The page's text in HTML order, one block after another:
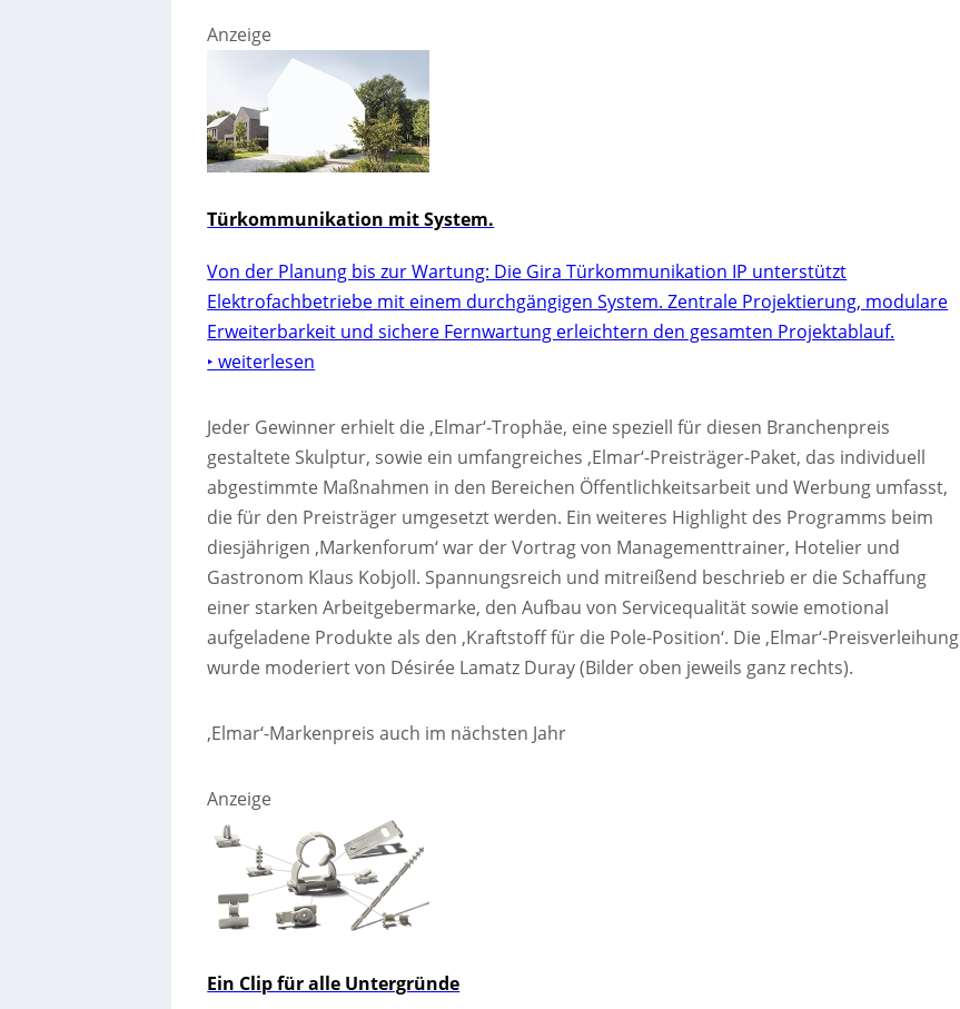
Anzeige
Türkommunikation mit System.
Von der Planung bis zur Wartung: Die Gira Türkommunikation IP unterstützt
Elektrofachbetriebe mit einem durchgängigen System. Zentrale Projektierung, modulare
Erweiterbarkeit und sichere Fernwartung erleichtern den gesamten Projektablauf.
‣ weiterlesen
Jeder Gewinner erhielt die ‚Elmar‘-Trophäe, eine speziell für diesen Branchenpreis
gestaltete Skulptur, sowie ein umfangreiches ‚Elmar‘-Preisträger-Paket, das individuell
abgestimmte Maßnahmen in den Bereichen Öffentlichkeitsarbeit und Werbung umfasst,
die für den Preisträger umgesetzt werden. Ein weiteres Highlight des Programms beim
diesjährigen ‚Markenforum‘ war der Vortrag von Managementtrainer, Hotelier und
Gastronom Klaus Kobjoll. Spannungsreich und mitreißend beschrieb er die Schaffung
einer starken Arbeitgebermarke, den Aufbau von Servicequalität sowie emotional
aufgeladene Produkte als den ‚Kraftstoff für die Pole-Position‘. Die ‚Elmar‘-Preisverleihung
wurde moderiert von Désirée Lamatz Duray (Bilder oben jeweils ganz rechts).
‚Elmar‘-Markenpreis auch im nächsten Jahr
Anzeige
Ein Clip für alle Untergründe